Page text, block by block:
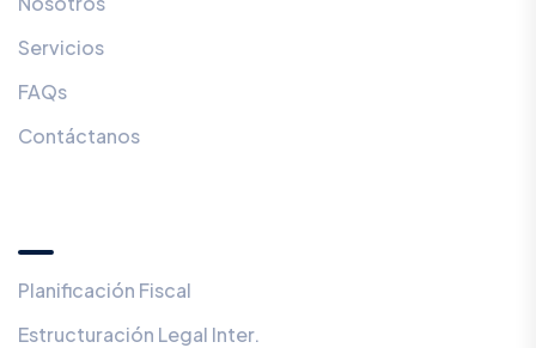
Servicios
FAQs
Contáctanos
Planificación Fiscal
Estructuración Legal Inter.